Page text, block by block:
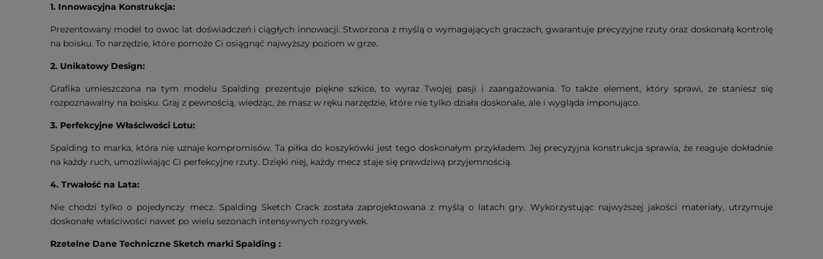
1. Innowacyjna Konstrukcja:
Prezentowany model to owoc lat doświadczeń i ciągłych innowacji. Stworzona z myślą o wymagających graczach, gwarantuje precyzyjne rzuty oraz doskonałą kontrolę
na boisku. To narzędzie, które pomoże Ci osiągnąć najwyższy poziom w grze.
2. Unikatowy Design:
Grafika umieszczona na tym modelu Spalding prezentuje piękne szkice, to wyraz Twojej pasji i zaangażowania. To także element, który sprawi, że staniesz się
rozpoznawalny na boisku. Graj z pewnością, wiedząc, że masz w ręku narzędzie, które nie tylko działa doskonale, ale i wygląda imponująco.
3. Perfekcyjne Właściwości Lotu:
Spalding to marka, która nie uznaje kompromisów. Ta piłka do koszykówki jest tego doskonałym przykładem. Jej precyzyjna konstrukcja sprawia, że reaguje dokładnie
na każdy ruch, umożliwiając Ci perfekcyjne rzuty. Dzięki niej, każdy mecz staje się prawdziwą przyjemnością.
4. Trwałość na Lata:
Nie chodzi tylko o pojedynczy mecz. Spalding Sketch Crack została zaprojektowana z myślą o latach gry. Wykorzystując najwyższej jakości materiały, utrzymuje
doskonałe właściwości nawet po wielu sezonach intensywnych rozgrywek.
Rzetelne Dane Techniczne Sketch marki Spalding :